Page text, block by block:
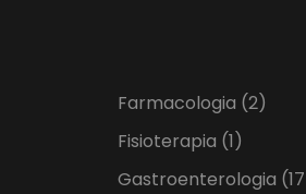
Farmacologia (2)
Fisioterapia (1)
Gastroenterologia